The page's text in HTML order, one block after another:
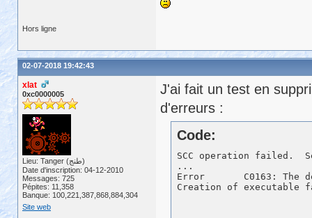
Hors ligne
02-07-2018 19:42:43
xlat
0xc0000005
Lieu: Tanger (طنج)
Date d'inscription: 04-12-2010
Messages: 725
Pépites: 11,358
Banque: 100,221,387,868,884,304
Site web
J'ai fait un test en
d'erreurs :
Code:
SCC operation failed.
...
Error       C0163: The